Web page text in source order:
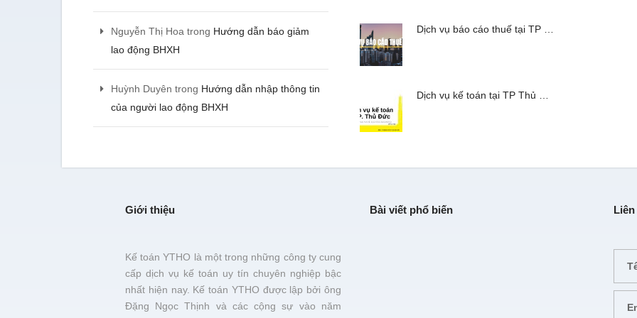
Nguyễn Thị Hoa trong Hướng dẫn báo giảm
lao động BHXH
Huỳnh Duyên trong Hướng dẫn nhập thông tin
của người lao động BHXH
Dịch vụ báo cáo thuế tại TP …
Dịch vụ kế toán tại TP Thủ …
Giới thiệu
Kế toán YTHO là một trong những công ty cung
cấp dịch vụ kế toán uy tín chuyên nghiệp bậc
nhất hiện nay. Kế toán YTHO được lập bởi ông
Đặng Ngọc Thịnh và các cộng sự vào năm
Bài viết phổ biến Liên